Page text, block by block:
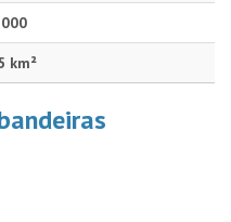
km²